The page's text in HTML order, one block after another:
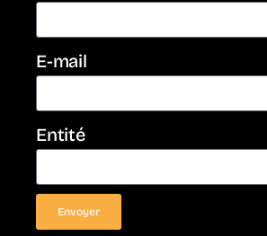
E-mail
Entité
Envoyer